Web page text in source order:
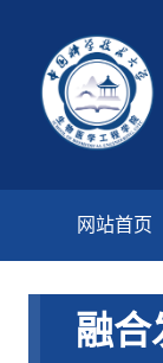
网站首页
融合